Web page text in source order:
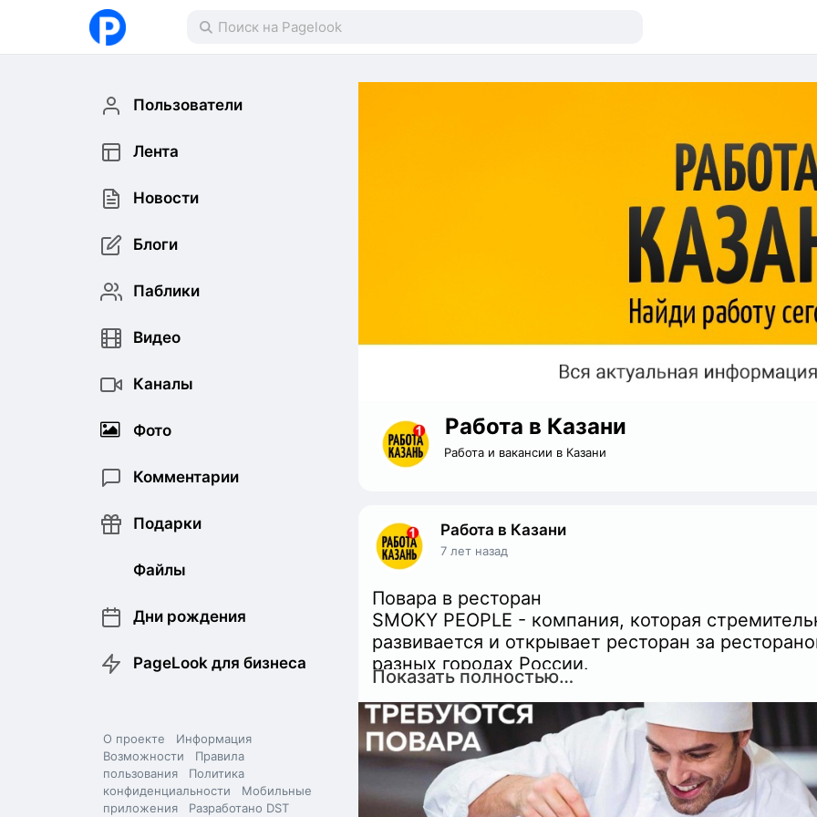
Пользователи
Лента
Новости
Блоги
Паблики
Видео
Каналы
Фото
Комментарии
Подарки
Файлы
Дни рождения
PageLook для бизнеса
О проекте
Информация
Возможности
Правила
пользования
Политика
конфиденциальности
Мобильные
приложения
Разработано DST
Работа в Казани
Работа и вакансии в Казани
Работа в Казани
7 лет назад
Повара в ресторан
SMOKY PEOPLE - компания, которая
развивается и открывает ресторан за
разных городах России.
Примем в нашу команду Поваров в наш новый
ресторан в г. Казань.
Условия:
- стабильная и своевременная выплата
(почасовая оплата);
Показать полностью…